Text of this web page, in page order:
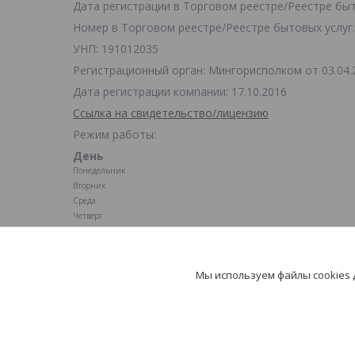
Дата регистрации в Торговом реестре/Реестре
Номер в Торговом реестре/Реестре бытовых
УНП: 191012035
Регистрационный орган: Мингорисполком от
Дата регистрации компании: 17.10.2016
Ссылка на свидетельство/лицензию
Режим работы:
День
Понедельник
Вторник
Среда
Четверг
Пятница
Мы используем файлы cookies